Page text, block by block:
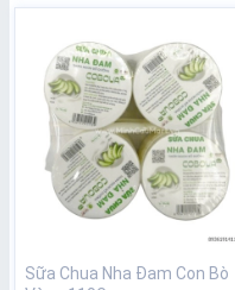
Sữa Chua Nha Đam Con Bò